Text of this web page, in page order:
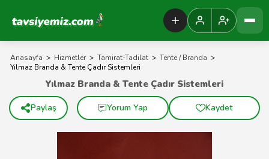
Tavsiyemiz Anasayfa
Anasayfa > Hizmetler > Tamirat-Tadilat > Tente / Branda >
Yılmaz Branda & Tente Çadır Sistemleri
Yılmaz Branda & Tente Çadır Sistemleri
Paylaş Yorum Yap Kaydet